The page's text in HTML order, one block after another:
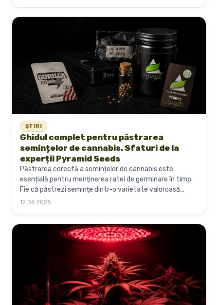
ȘTIRI
Ghidul complet pentru păstrarea
semințelor de cannabis. Sfaturi de la
experții Pyramid Seeds
Păstrarea corectă a semințelor de cannabis este
esențială pentru menținerea ratei de germinare în timp.
Fie că păstrezi semințe dintr-o varietate valoroasă...
12.06.2025